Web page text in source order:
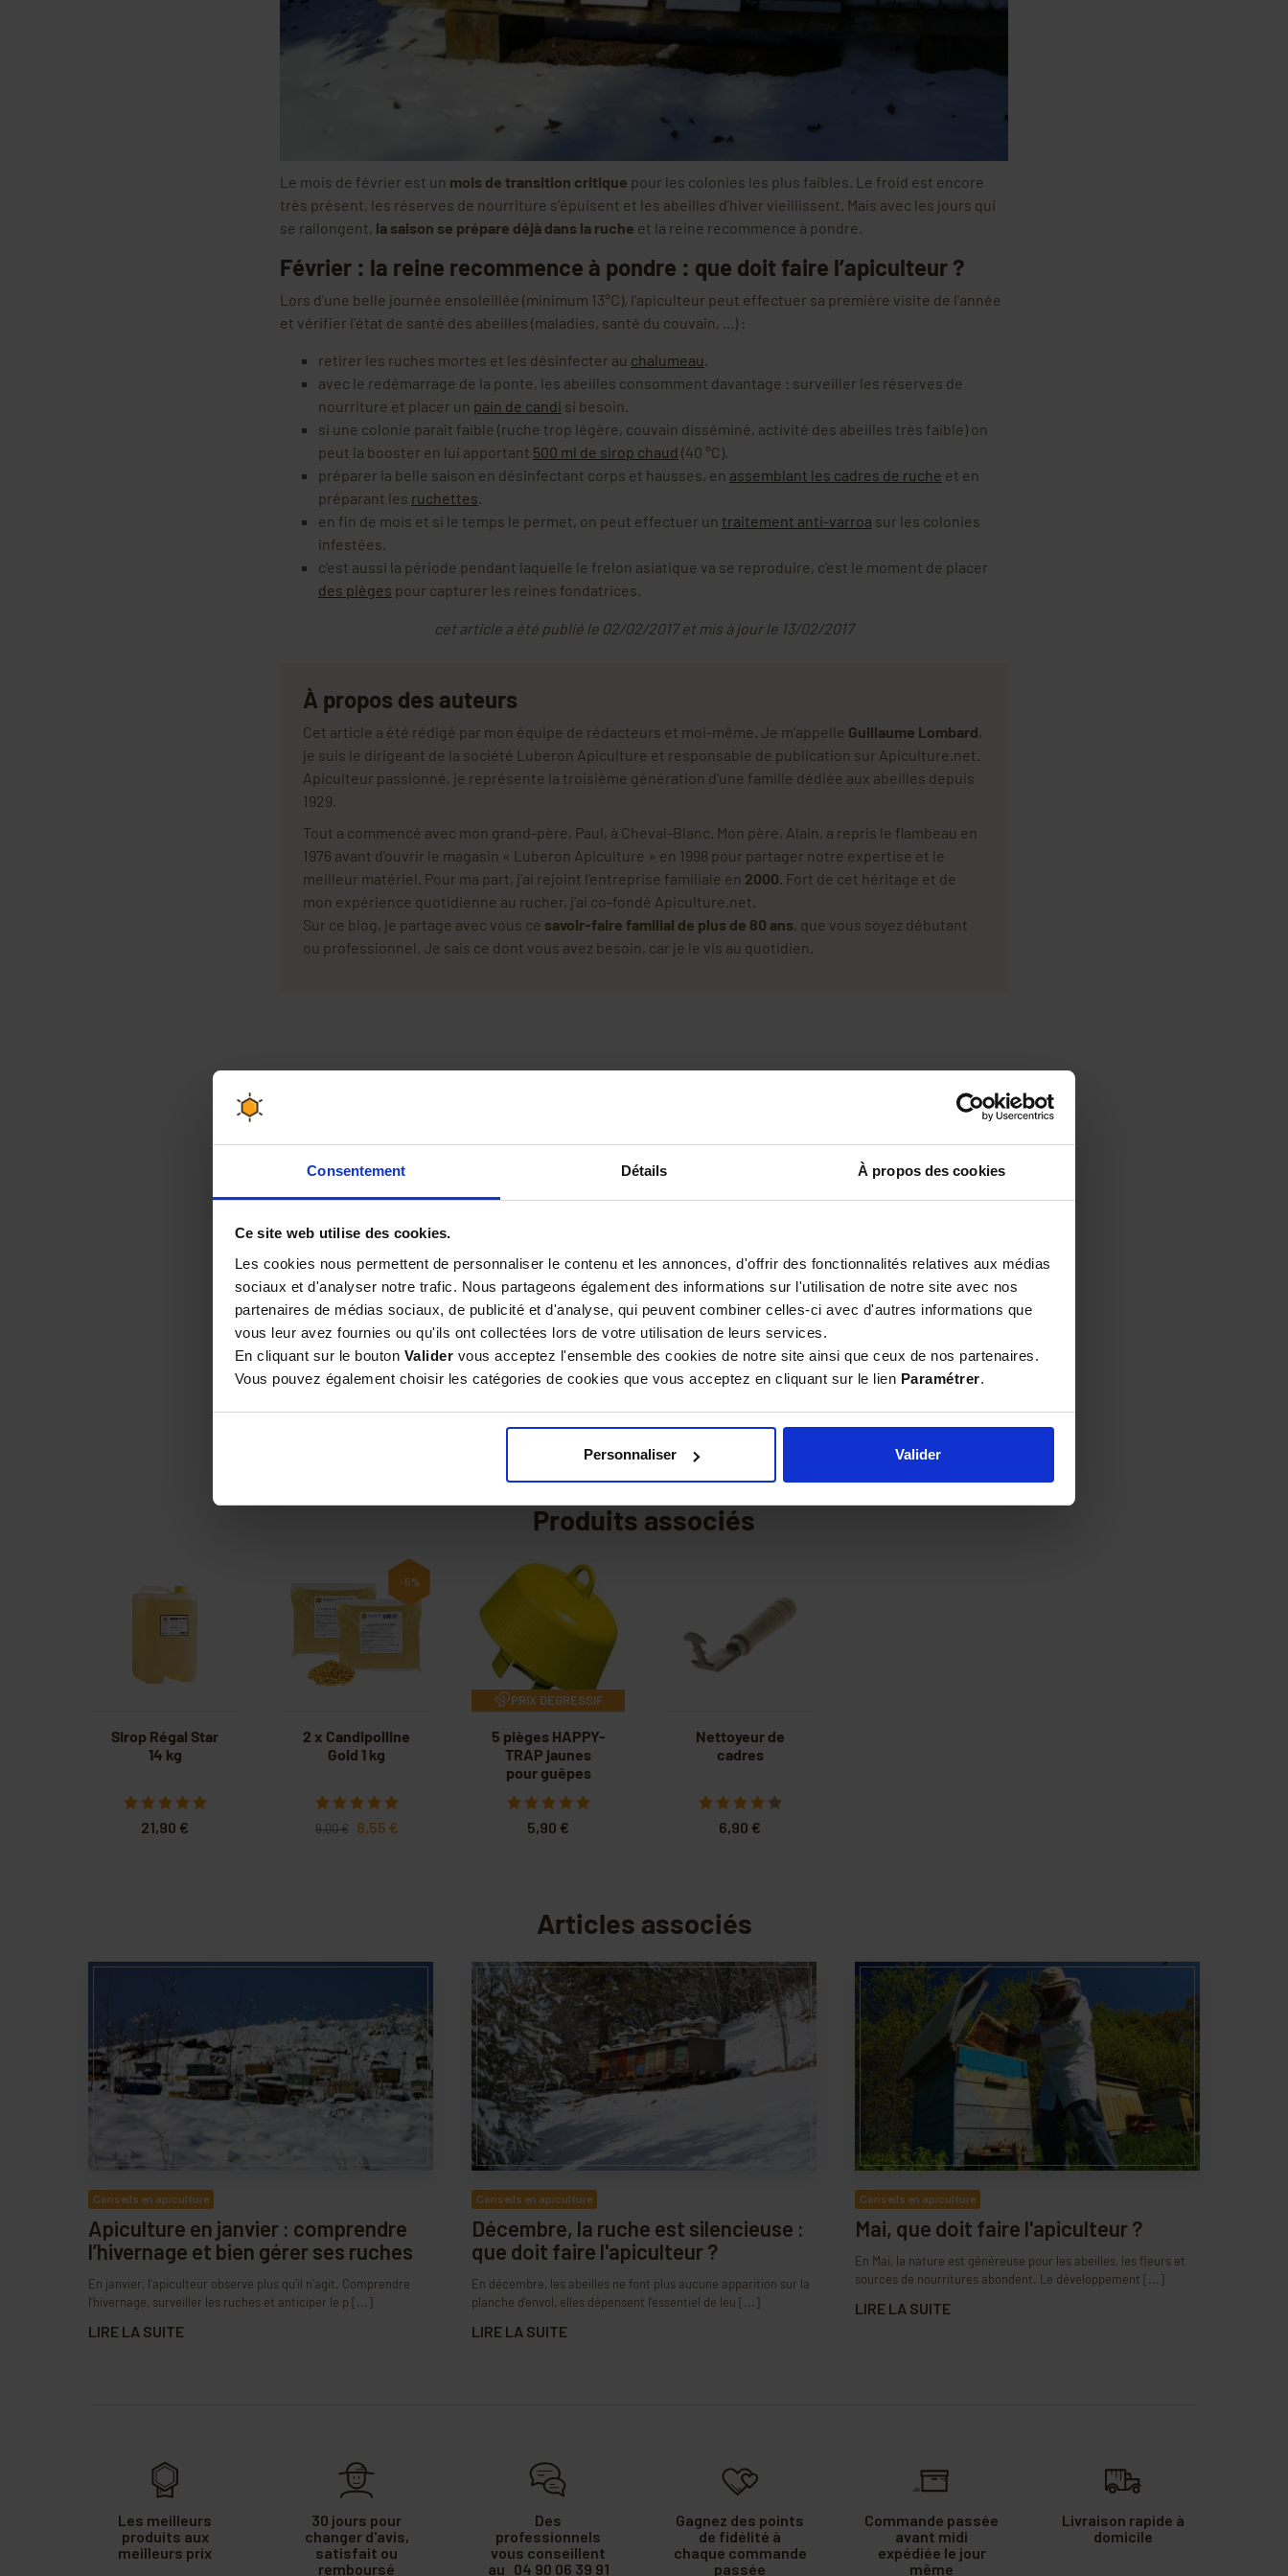
Consentement Détails À propos des cookies
Ce site web utilise des cookies.
Les cookies nous permettent de personnaliser le contenu et les annonces, d'offrir des fonctionnalités relatives aux médias
sociaux et d'analyser notre trafic. Nous partageons également des informations sur l'utilisation de notre site avec nos
partenaires de médias sociaux, de publicité et d'analyse, qui peuvent combiner celles-ci avec d'autres informations que
vous leur avez fournies ou qu'ils ont collectées lors de votre utilisation de leurs services.
En cliquant sur le bouton Valider vous acceptez l'ensemble des cookies de notre site ainsi que ceux de nos partenaires.
Vous pouvez également choisir les catégories de cookies que vous acceptez en cliquant sur le lien Paramétrer.
Personnaliser Valider
Le mois de février est un mois de transition critique pour les colonies les plus faibles. Le froid est encore
très présent, les réserves de nourriture s’épuisent et les abeilles d’hiver vieillissent. Mais avec les jours qui
se rallongent, la saison se prépare déjà dans la ruche et la reine recommence à pondre.
Février : la reine recommence à pondre : que doit faire l’apiculteur ?
Lors d'une belle journée ensoleillée (minimum 13°C), l'apiculteur peut effectuer sa première visite de l'année
et vérifier l'état de santé des abeilles (maladies, santé du couvain, ...) :
retirer les ruches mortes et les désinfecter au chalumeau .
avec le redémarrage de la ponte, les abeilles consomment davantage : surveiller les réserves de
nourriture et placer un pain de candi si besoin.
si une colonie paraît faible (ruche trop légère, couvain disséminé, activité des abeilles très faible) on
peut la booster en lui apportant 500 ml de sirop chaud (40 °C).
préparer la belle saison en désinfectant corps et hausses, en assemblant les cadres de ruche et en
préparant les ruchettes.
en fin de mois et si le temps le permet, on peut effectuer un traitement anti-varroa sur les colonies
infestées.
c'est aussi la période pendant laquelle le frelon asiatique va se reproduire, c'est le moment de placer
des pièges pour capturer les reines fondatrices.
cet article a été publié le 02/02/2017 et mis à jour le 13/02/2017
À propos des auteurs
Cet article a été rédigé par mon équipe de rédacteurs et moi-même. Je m'appelle Guillaume Lombard,
je suis le dirigeant de la société Luberon Apiculture et responsable de publication sur Apiculture.net.
Apiculteur passionné, je représente la troisième génération d'une famille dédiée aux abeilles depuis
1929.
Tout a commencé avec mon grand-père, Paul, à Cheval-Blanc. Mon père, Alain, a repris le flambeau en
1976 avant d'ouvrir le magasin « Luberon Apiculture » en 1998 pour partager notre expertise et le
meilleur matériel. Pour ma part, j'ai rejoint l'entreprise familiale en 2000. Fort de cet héritage et de
mon expérience quotidienne au rucher, j'ai co-fondé Apiculture.net.
Sur ce blog, je partage avec vous ce savoir-faire familial de plus de 80 ans, que vous soyez débutant
ou professionnel. Je sais ce dont vous avez besoin, car je le vis au quotidien.
Produits associés
Sirop Régal Star
14 kg
21,90 €
-5%
2 x Candipolline
Gold 1 kg
9,00 € 8,55 €
PRIX DEGRESSIF
5 pièges HAPPY-
TRAP jaunes
pour guêpes
5,90 €
Nettoyeur de
cadres
6,90 €
Articles associés
Conseils en apiculture
Apiculture en janvier : comprendre
l’hivernage et bien gérer ses ruches
En janvier, l’apiculteur observe plus qu’il n’agit. Comprendre
l’hivernage, surveiller les ruches et anticiper le p [...]
LIRE LA SUITE
Conseils en apiculture
Décembre, la ruche est silencieuse :
que doit faire l'apiculteur ?
En décembre, les abeilles ne font plus aucune apparition sur la
planche d'envol, elles dépensent l'essentiel de leu [...]
LIRE LA SUITE
Conseils en apiculture
Mai, que doit faire l'apiculteur ?
En Mai, la nature est généreuse pour les abeilles, les fleurs et
sources de nourritures abondent. Le développement [...]
LIRE LA SUITE
Les meilleurs
produits aux
meilleurs prix
30 jours pour
changer d'avis,
satisfait ou
remboursé
Des
professionnels
vous conseillent
au 04 90 06 39 91
Gagnez des points
de fidélité à
chaque commande
passée
Commande passée
avant midi
expédiée le jour
même
Livraison rapide à
domicile